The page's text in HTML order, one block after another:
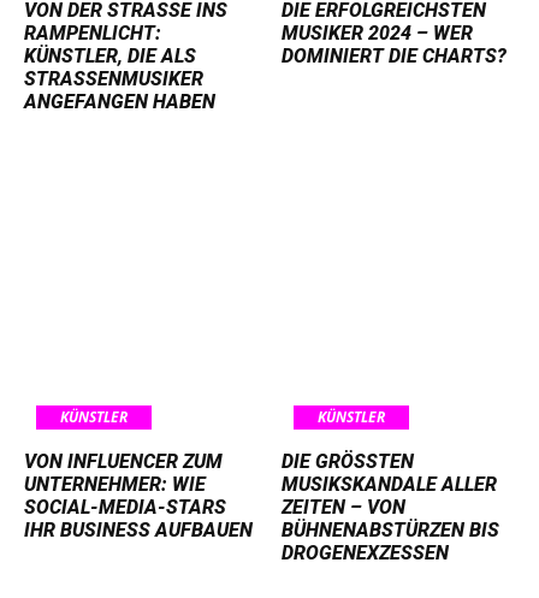
VON DER STRASSE INS R
AMPENLICHT: K
ÜNSTLER, DIE ALS S
TRASSENMUSIKER AN
GEFANGEN HABEN
DIE ERFOLGREICHSTEN
MUSIKER 2024 – WER
DOMINIERT DIE CHARTS?
KÜNSTLER
VON INFLUENCER ZUM
UNTERNEHMER: WIE
SOCIAL-MEDIA-STARS
IHR BUSINESS AUFBAUEN
KÜNSTLER
DIE GRÖSSTEN M
USIKSKANDALE ALLER Z
EITEN – VON B
ÜHNENABSTÜRZEN BIS D
ROGENEXZESSEN